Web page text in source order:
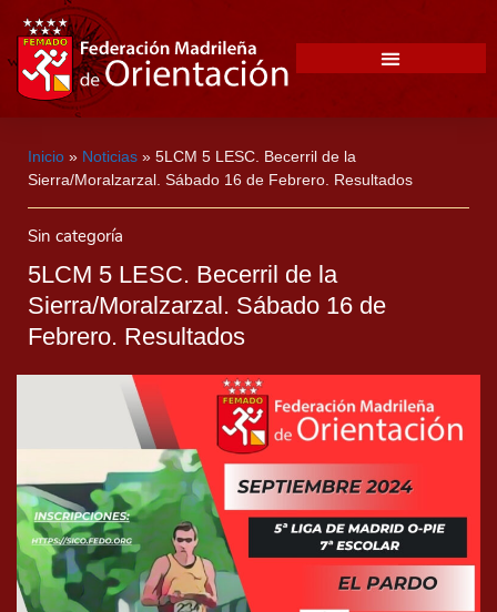
Inicio » Noticias » 5LCM 5 LESC. Becerril de la
Sierra/Moralzarzal. Sábado 16 de Febrero. Resultados
Sin categoría
5LCM 5 LESC. Becerril de la
Sierra/Moralzarzal. Sábado 16 de
Febrero. Resultados